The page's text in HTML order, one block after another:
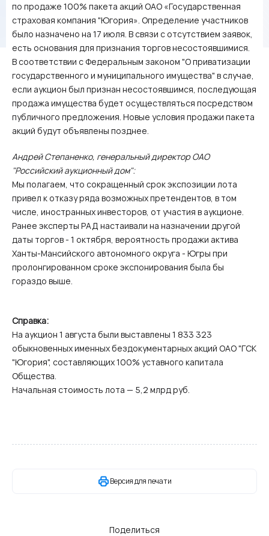
по продаже 100% пакета акций ОАО «Государственная
страховая компания "Югория». Определение участников
было назначено на 17 июля. В связи с отсутствием заявок,
есть основания для признания торгов несостоявшимися.
В соответствии с Федеральным законом "О приватизации
государственного и муниципального имущества" в случае,
если аукцион был признан несостоявшимся, последующая
продажа имущества будет осуществляться посредством
публичного предложения. Новые условия продажи пакета
акций будут объявлены позднее.
Андрей Степаненко, генеральный директор ОАО
"Российский аукционный дом":
Мы полагаем, что сокращенный срок экспозиции лота
привел к отказу ряда возможных претендентов, в том
числе, иностранных инвесторов, от участия в аукционе.
Ранее эксперты РАД настаивали на назначении другой
даты торгов - 1 октября, вероятность продажи актива
Ханты-Мансийского автономного округа - Югры при
пролонгированном сроке экспонирования была бы
гораздо выше.
Справка:
На аукцион 1 августа были выставлены 1 833 323
обыкновенных именных бездокументарных акций ОАО "ГСК
"Югория", составляющих 100% уставного капитала
Общества.
Начальная стоимость лота — 5,2 млрд руб.
Версия для печати
Поделиться